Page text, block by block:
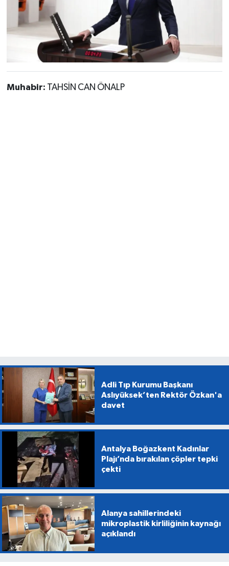
Muhabir: TAHSİN CAN ÖNALP
Adli Tıp Kurumu Başkanı
Aslıyüksek’ten Rektör Özkan'a
davet
Antalya Boğazkent Kadınlar
Plajı’nda bırakılan çöpler tepki
çekti
Alanya sahillerindeki
mikroplastik kirliliğinin kaynağı
açıklandı